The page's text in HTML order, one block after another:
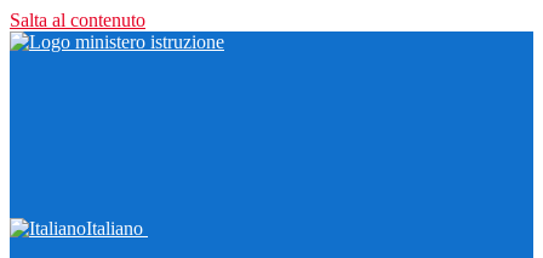
Salta al contenuto
Italiano